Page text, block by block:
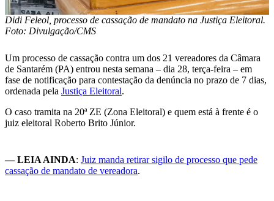
Didi Feleol, processo de cassação de mandato na Justiça Eleitoral.
Foto: Divulgação/CMS
Um processo de cassação contra um dos 21 vereadores da Câmara
de Santarém (PA) entrou nesta semana – dia 28, terça-feira – em
fase de notificação para contestação da denúncia no prazo de 7 dias,
ordenada pela Justiça Eleitoral.
O caso tramita na 20ª ZE (Zona Eleitoral) e quem está à frente é o
juiz eleitoral Roberto Brito Júnior.
— LEIA AINDA: Juiz manda retirar sigilo de processo que pede
cassação de mandato de vereadora.